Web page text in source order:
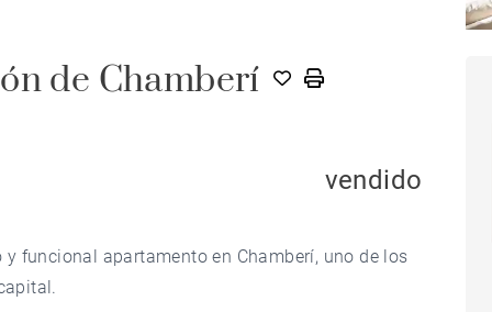
de Chamberí
vendido
y funcional apartamento en Chamberí, uno de los